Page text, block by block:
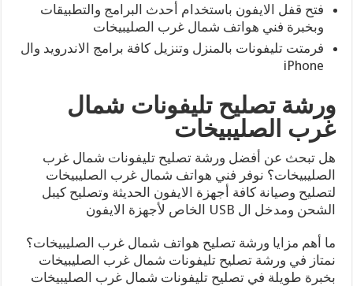
فتح قفل الايفون باستخدام أحدث البرامج والتطبيقات
وبخبرة فني هواتف شمال غرب الصليبيخات
فرمتت تليفونات بالمنزل وتنزيل كافة برامج الاندرويد وال
iPhone
ورشة تصليح تليفونات شمال
غرب الصليبيخات
هل تبحث عن أفضل ورشة تصليح تليفونات شمال غرب
الصليبيخات؟ نوفر فني هواتف شمال غرب الصليبيخات
لتصليح وصيانة كافة أجهزة الايفون الحديثة وتصليح كيبل
الشحن ومدخل ال USB الخاص لأجهزة الايفون
ما أهم مزايا ورشة تصليح هواتف شمال غرب الصليبيخات؟
نمتاز في ورشة تصليح تليفونات شمال غرب الصليبيخات
بخبرة طويلة في تصليح تليفونات شمال غرب الصليبيخات